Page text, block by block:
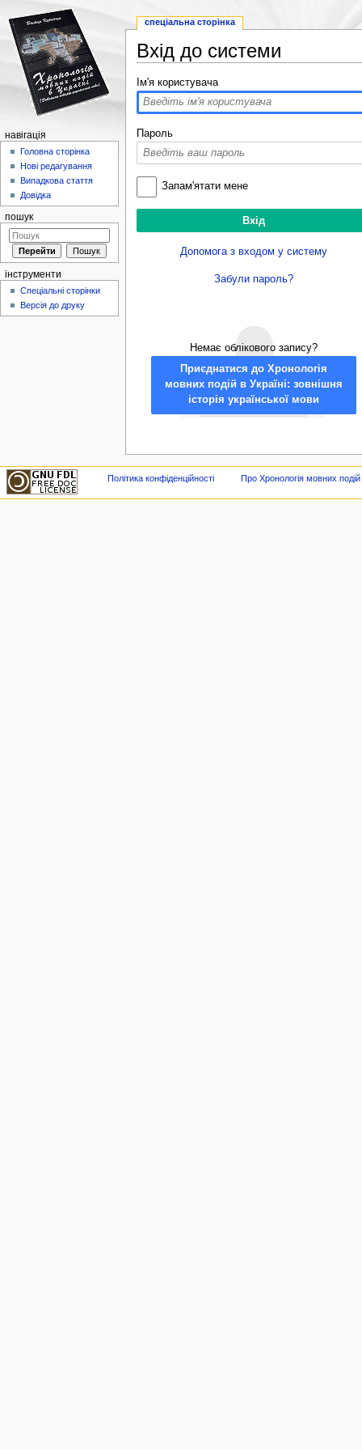
Вхід до системи
Ім'я користувача
Пароль
Запам'ятати мене
Допомога з входом у систему
Забули пароль?
Немає облікового запису?
Приєднатися до Хронологія
мовних подій в Україні: зовнішня
історія української мови
спеціальна сторінка
навігація
Головна сторінка
Нові редагування
Випадкова стаття
Довідка
пошук
інструменти
Спеціальні сторінки
Версія до друку
Політика конфіденційності Про Хронологія мовних подій